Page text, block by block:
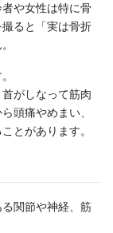
や女性は特に骨
ると「実は骨折
がしなって筋肉
頭痛やめまい、
とがあります。
関節や神経、筋